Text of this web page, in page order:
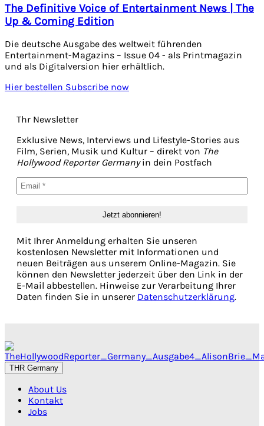
The Definitive Voice of Entertainment News | The
Up & Coming Edition
Die deutsche Ausgabe des weltweit führenden
Entertainment-Magazins – Issue 04 - als Printmagazin
und als Digitalversion hier erhältlich.
Hier bestellen Subscribe now
Thr Newsletter
Exklusive News, Interviews und Lifestyle-Stories aus
Film, Serien, Musik und Kultur – direkt von The
Hollywood Reporter Germanyin dein Postfach
Mit Ihrer Anmeldung erhalten Sie unseren
kostenlosen Newsletter mit Informationen und
neuen Beiträgen aus unserem Online-Magazin. Sie
können den Newsletter jederzeit über den Link in der
E-Mail abbestellen. Hinweise zur Verarbeitung Ihrer
Daten finden Sie in unserer Datenschutzerklärung.
THR Germany
About Us
Kontakt
Jobs